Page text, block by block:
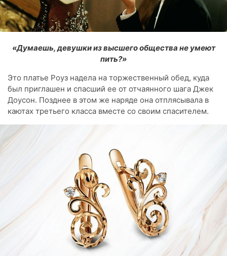
«Думаешь, девушки из высшего общества не умеют
пить?»
Это платье Роуз надела на торжественный обед, куда
был приглашен и спасший ее от отчаянного шага Джек
Доусон. Позднее в этом же наряде она отплясывала в
каютах третьего класса вместе со своим спасителем.